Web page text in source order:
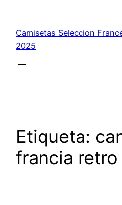
contenido
Camisetas Seleccion
2025
Etiqueta:
francia retro